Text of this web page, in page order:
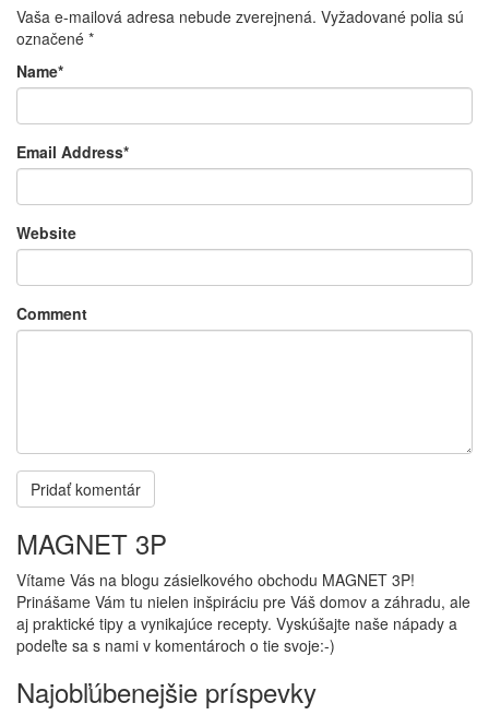
Vaša e-mailová adresa nebude zverejnená. Vyžadované polia sú
označené *
Name*
Email Address*
Website
Comment
MAGNET 3P
Vítame Vás na blogu zásielkového obchodu MAGNET 3P!
Prinášame Vám tu nielen inšpiráciu pre Váš domov a záhradu, ale
aj praktické tipy a vynikajúce recepty. Vyskúšajte naše nápady a
podeľte sa s nami v komentároch o tie svoje:-)
Najobľúbenejšie príspevky